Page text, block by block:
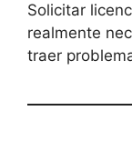
Solicitar
realmente
traer